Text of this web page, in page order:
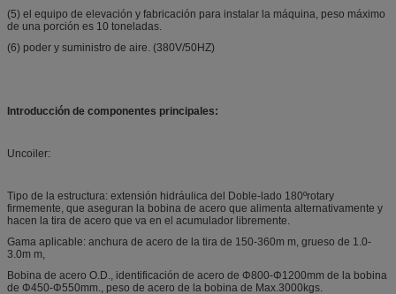
(5) el equipo de elevación y fabricación para instalar la máquina, peso máximo
de una porción es 10 toneladas.
(6) poder y suministro de aire. (380V/50HZ)
Introducción de componentes principales:
Uncoiler:
Tipo de la estructura: extensión hidráulica del Doble-lado 180ºrotary
firmemente, que aseguran la bobina de acero que alimenta alternativamente y
hacen la tira de acero que va en el acumulador libremente.
Gama aplicable: anchura de acero de la tira de 150-360m m, grueso de 1.0-
3.0m m,
Bobina de acero O.D., identificación de acero de Φ800-Φ1200mm de la bobina
de Φ450-Φ550mm., peso de acero de la bobina de Max.3000kgs.